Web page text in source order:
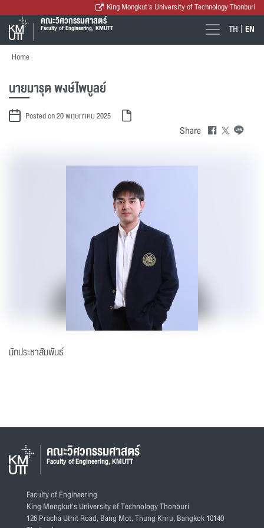
King Mongkut's University of Technology Thonburi
คณะวิศวกรรมศาสตร์
Faculty of Engineering, KMUTT TH EN
Home
นายมารุต พงษ์ไพบูลย์
Posted on 20 พฤษภาคม 2025
Share
นักประชาสัมพันธ์
คณะวิศวกรรมศาสตร์
Faculty of Engineering, KMUTT
Faculty of Engineering
King Mongkut's University of Technology Thonburi
126 Pracha Uthit Road, Bang Mot, Thung Khru, Bangkok 10140